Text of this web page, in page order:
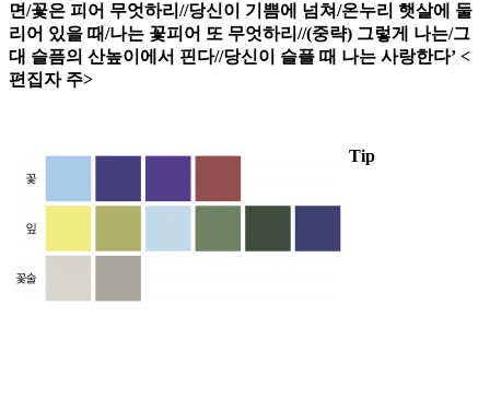
면/꽃은 피어 무엇하리//당신이 기쁨에 넘쳐/온누리 햇살에 둘
리어 있을 때/나는 꽃피어 또 무엇하리//(중략) 그렇게 나는/그
대 슬픔의 산높이에서 핀다//당신이 슬플 때 나는 사랑한다’ <
편집자 주>
Tip